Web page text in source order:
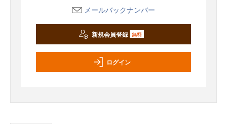
メールバックナンバー
新規会員登録 無料
ログイン